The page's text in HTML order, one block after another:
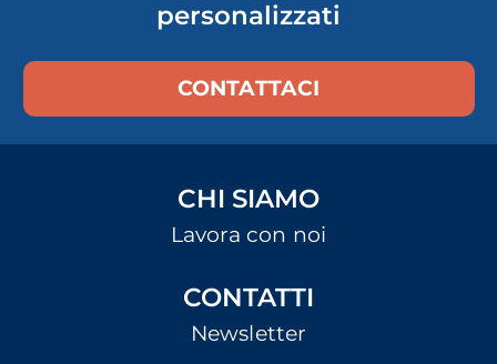
personalizzati
CONTATTACI
CHI SIAMO
Lavora con noi
CONTATTI
Newsletter